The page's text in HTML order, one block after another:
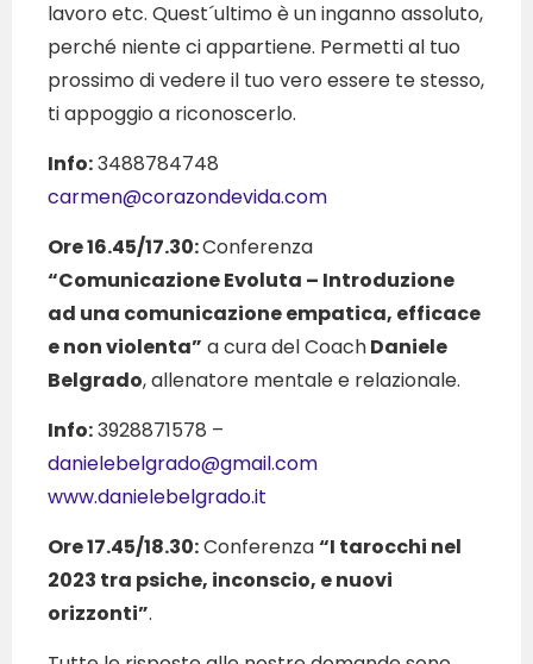
lavoro etc. Quest´ultimo è un inganno assoluto,
perché niente ci appartiene. Permetti al tuo
prossimo di vedere il tuo vero essere te stesso,
ti appoggio a riconoscerlo.
Info:3488784748
carmen@corazondevida.com
Ore 16.45/17.30:Conferenza
“Comunicazione Evoluta – Introduzione
ad una comunicazione empatica, efficace
e non violenta” a cura del CoachDaniele
Belgrado, allenatore mentale e relazionale.
Info:3928871578 –
danielebelgrado@gmail.com
www.danielebelgrado.it
Ore 17.45/18.30:Conferenza“I tarocchi nel
2023 tra psiche, inconscio, e nuovi
orizzonti”.